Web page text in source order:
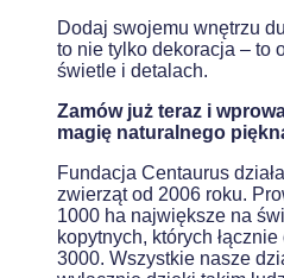
Dodaj swojemu wnętrzu
to nie tylko dekoracja – to
świetle i detalach.
Zamów już teraz i
magię naturalnego
Fundacja Centaurus
zwierząt od 2006 roku.
1000 ha największe na
kopytnych, których
3000. Wszystkie nasze